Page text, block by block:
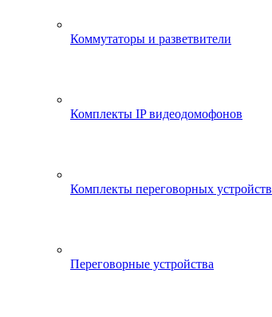
Коммутаторы и разветвители
Комплекты IP видеодомофонов
Комплекты переговорных устройств
Переговорные устройства